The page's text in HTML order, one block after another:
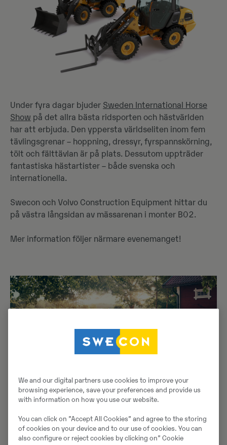
Under fyra dagar bjuder Sweden International Horse
Show på det allra bästa ridsporten och hästvärlden
har att erbjuda. Den yppersta världseliten inom fem
tävlingsgrenar – hoppning, dressyr, fyrspannskörning,
tölt och fälttävlan är på plats. Dessutom uppträder
fantastiska hästartister – både svenska och
internationella.
Swecon och Volvo Construction Equipment hittar du
på västra långsidan av mässarenan i monter B02.
Mer information följer närmare evenemanget!
We and our digital partners use cookies to improve your
browsing experience, save your preferences and provide us
with information on how you use our website.
You can click on ”Accept All Cookies” and agree to the storing
of cookies on your device and to our use of cookies. You can
also configure or reject cookies by clicking on” Cookie